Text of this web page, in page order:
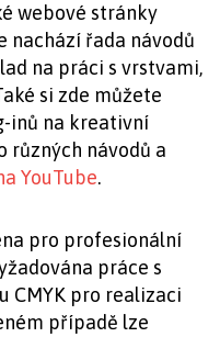
webové stránky
nachází řada návodů
na práci s vrstvami,
si zde můžete
inů na kreativní
různých návodů a
YouTube.
pro profesionální
práce s
CMYK pro realizaci
případě lze